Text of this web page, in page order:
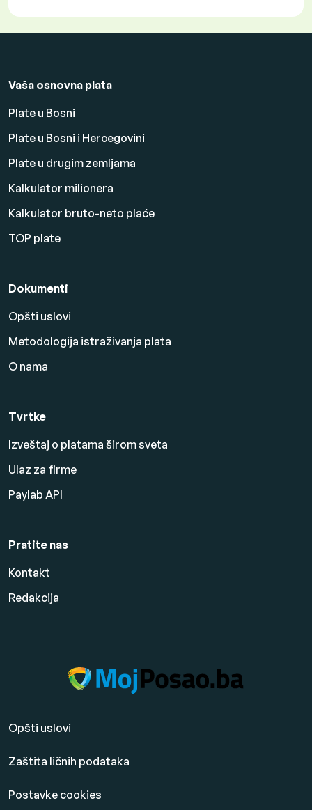
Vaša osnovna plata
Plate u Bosni
Plate u Bosni i Hercegovini
Plate u drugim zemljama
Kalkulator milionera
Kalkulator bruto-neto plaće
TOP plate
Dokumenti
Opšti uslovi
Metodologija istraživanja plata
O nama
Tvrtke
Izveštaj o platama širom sveta
Ulaz za firme
Paylab API
Pratite nas
Kontakt
Redakcija
Opšti uslovi
Zaštita ličnih podataka
Postavke cookies